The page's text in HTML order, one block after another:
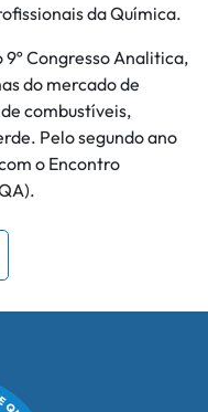
da Química.
Congresso Analitica,
do mercado de
combustíveis,
Pelo segundo ano
o Encontro